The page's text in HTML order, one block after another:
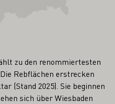
zu den renommiertesten
Rebflächen erstrecken
(Stand 2025). Sie beginnen
sich über Wiesbaden